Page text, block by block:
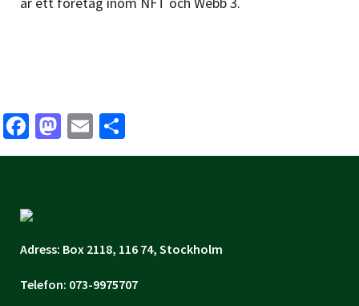
Facebook
Mastodon
Email
Adress: Box 2118, 116 74, Stockholm
Telefon: 073-9975707